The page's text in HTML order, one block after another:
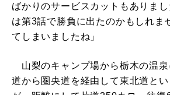
ばかりのサービスカットもありま
は第3話で勝負に出たのかもしれま
てしまいましたね」
山梨のキャンプ場から栃木の温泉
道から圏央道を経由して東北道と